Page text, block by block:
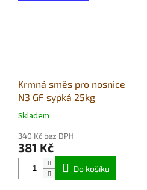
Krmná směs pro nosnice
N3 GF sypká 25kg
Průměrné
produktu
je
Skladem
340 Kč bez DPH
381 Kč
Do košíku